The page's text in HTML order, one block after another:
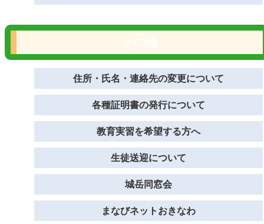
住所・氏名・連絡先の変更について
各種証明書の発行について
教育実習を希望する方へ
生徒送迎について
城岳同窓会
まなびネットおきなわ